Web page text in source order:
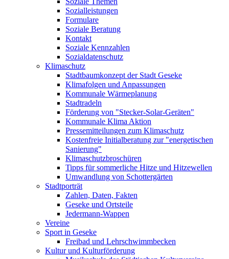
Sozialleistungen
Formulare
Soziale Beratung
Kontakt
Soziale Kennzahlen
Sozialdatenschutz
Klimaschutz
Stadtbaumkonzept der Stadt Geseke
Klimafolgen und Anpassungen
Kommunale Wärmeplanung
Stadtradeln
Förderung von "Stecker-Solar-Geräten"
Kommunale Klima Aktion
Pressemitteilungen zum Klimaschutz
Kostenfreie Initialberatung zur "energetischen
Sanierung"
Klimaschutzbroschüren
Tipps für sommerliche Hitze und Hitzewellen
Umwandlung von Schottergärten
Stadtporträt
Zahlen, Daten, Fakten
Geseke und Ortsteile
Jedermann-Wappen
Vereine
Sport in Geseke
Freibad und Lehrschwimmbecken
Kultur und Kulturförderung